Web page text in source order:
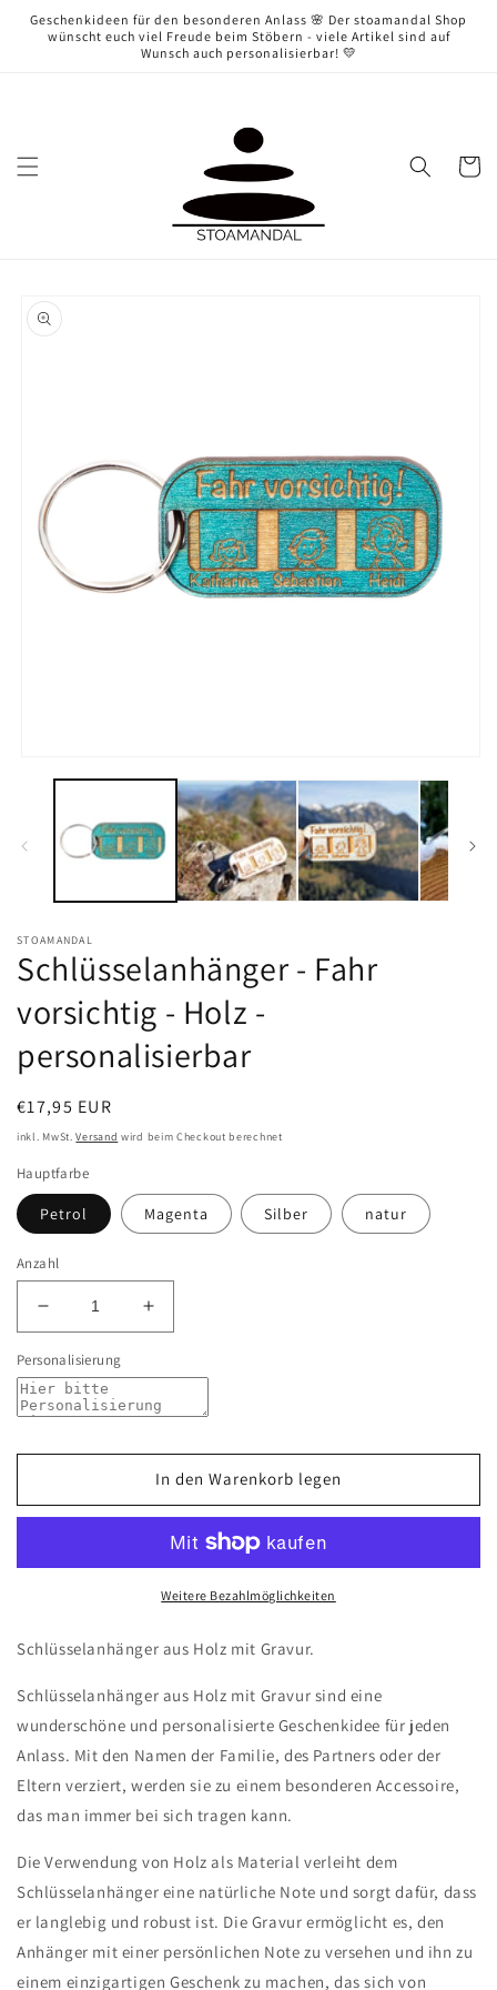
zum
Inhalt
Geschenkideen für den besonderen Anlass 🌸 Der stoamandal Shop
wünscht euch viel Freude beim Stöbern - viele Artikel sind auf
Wunsch auch personalisierbar! 💛
STOAMANDAL
Schlüsselanhänger - Fahr
vorsichtig - Holz -
personalisierbar
Normaler
Preis
€17,95 EUR
inkl. MwSt.Versand wird beim Checkout berechnet
Hauptfarbe
Petrol Magenta Silber natur
Anzahl
Verringere
die
Menge
für
Schlüsselanhänger
Fahr
-
personalisierbar
Erhöhe
die
für
Schlüsselanhänger
Fahr
vorsichtig
-
personalisierbar
Personalisierung
In den Warenkorb legen
Weitere Bezahlmöglichkeiten
Schlüsselanhänger aus Holz mit Gravur.
Schlüsselanhänger aus Holz mit Gravur sind eine
wunderschöne und personalisierte Geschenkidee für jeden
Anlass. Mit den Namen der Familie, des Partners oder der
Eltern verziert, werden sie zu einem besonderen Accessoire,
das man immer bei sich tragen kann.
Die Verwendung von Holz als Material verleiht dem
Schlüsselanhänger eine natürliche Note und sorgt dafür, dass
er langlebig und robust ist. Die Gravur ermöglicht es, den
Anhänger mit einer persönlichen Note zu versehen und ihn zu
einem einzigartigen Geschenk zu machen, das sich von